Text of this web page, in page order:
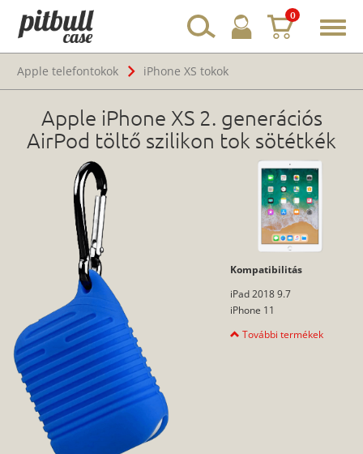
0
Apple telefontokok
iPhone XS tokok
Apple iPhone XS 2. generációs
AirPod töltő szilikon tok sötétkék
Kompatibilitás
iPad 2018 9.7
iPhone 11
További termékek